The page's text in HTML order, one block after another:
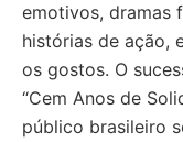
emotivos, dramas
histórias de ação,
os gostos. O
“Cem Anos de
público brasileiro